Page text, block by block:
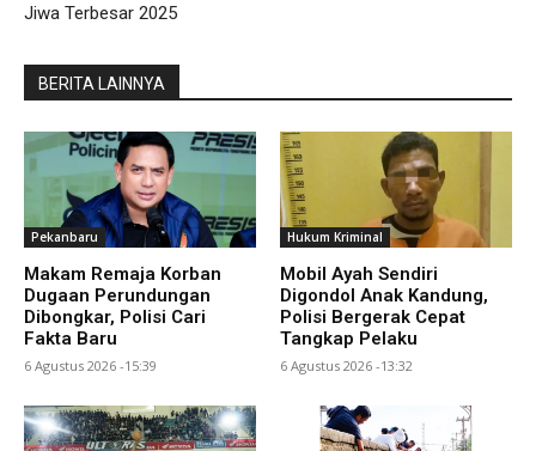
Jiwa Terbesar 2025
BERITA LAINNYA
Pekanbaru
Makam Remaja Korban
Dugaan Perundungan
Dibongkar, Polisi Cari
Fakta Baru
6 Agustus 2026 -15:39
Hukum Kriminal
Mobil Ayah Sendiri
Digondol Anak Kandung,
Polisi Bergerak Cepat
Tangkap Pelaku
6 Agustus 2026 -13:32